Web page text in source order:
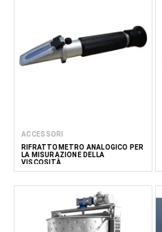
ACCESSORI
RIFRATTOMETRO ANALOGICO PER
LA MISURAZIONE DELLA
VISCOSITÀ